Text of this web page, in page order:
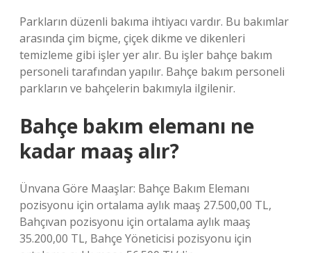
Parkların düzenli bakıma ihtiyacı vardır. Bu bakımlar
arasında çim biçme, çiçek dikme ve dikenleri
temizleme gibi işler yer alır. Bu işler bahçe bakım
personeli tarafından yapılır. Bahçe bakım personeli
parkların ve bahçelerin bakımıyla ilgilenir.
Bahçe bakım elemanı ne
kadar maaş alır?
Ünvana Göre Maaşlar: Bahçe Bakım Elemanı
pozisyonu için ortalama aylık maaş 27.500,00 TL,
Bahçıvan pozisyonu için ortalama aylık maaş
35.200,00 TL, Bahçe Yöneticisi pozisyonu için